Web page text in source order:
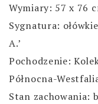
Wymiary: 57 x 76
Sygnatura:
A.’
Pochodzenie:
Północna-
Stan zachowania: